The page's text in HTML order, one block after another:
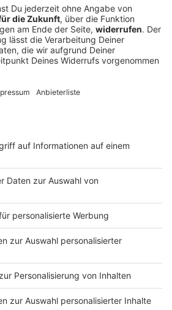
FFW Windischeschenbach
auf der Bühne und super Stimmung!
wie vielseitig die ROCK
die meisten Leute noch beim Essen
gut gelaunt begleitet. Und am Abend
gefeiert, da war echt Party vor
Hat mir wirklich gut gefallen,
Spaß! Vielen Dank!
ANTENNE Band bei der
Kulmbach 2023